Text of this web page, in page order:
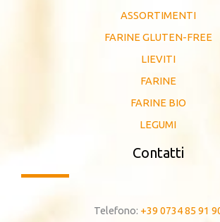
ASSORTIMENTI
FARINE GLUTEN-FREE
LIEVITI
FARINE
FARINE BIO
LEGUMI
Contatti
Telefono: +39 0734 85 91